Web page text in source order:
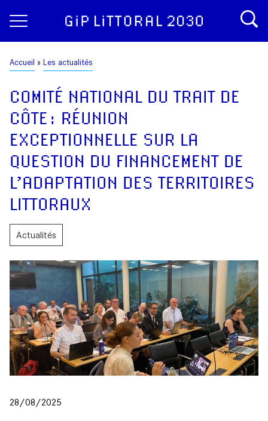
Fil
d'Ariane
Accueil Les actualités
COMITÉ NATIONAL DU TRAIT DE
CÔTE : RÉUNION
EXCEPTIONNELLE SUR LA
QUESTION DU FINANCEMENT DE
L’ADAPTATION DES TERRITOIRES
LITTORAUX
Actualités
28/08/2025